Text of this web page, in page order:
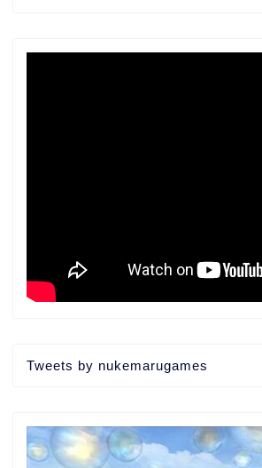
Tweets by nukemarugames